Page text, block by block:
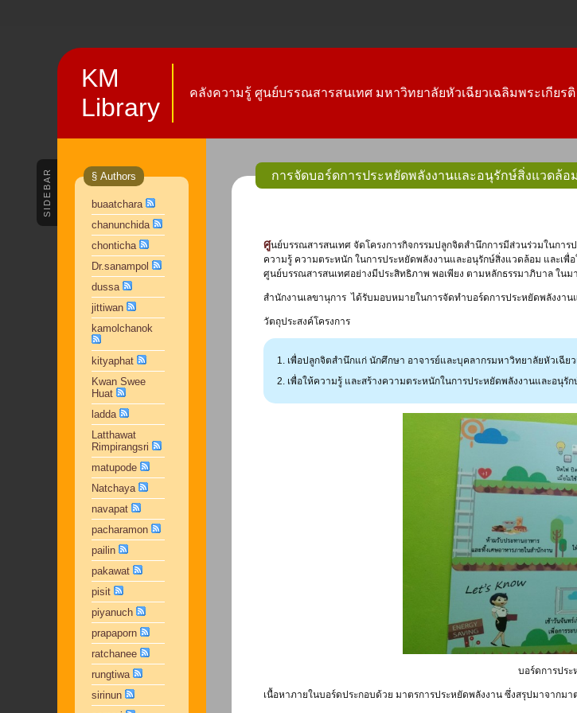
KM
Library
คลังความรู้ ศูนย์บรรณสารสนเทศ มหาวิทยาลัยหัวเฉียวเฉลิมพระเกียรติ
SIDEBAR § Authors
buaatchara
chanunchida
chonticha
Dr.sanampol
dussa
jittiwan
kamolchanok
kityaphat
Kwan Swee
Huat
ladda
Latthawat
Rimpirangsri
matupode
Natchaya
navapat
pacharamon
pailin
pakawat
pisit
piyanuch
prapaporn
ratchanee
rungtiwa
sirinun
การจัดบอร์ดการประหยัดพลังงานและอนุรักษ์สิ่งแวดล้อม
ศูนย์บรรณสารสนเทศ จัดโครงการกิจกรรมปลูกจิตสำนึกการมีส่วนร่วมในกา
ความรู้ ความตระหนัก ในการประหยัดพลังงานและอนุรักษ์สิ่งแวดล้อม และเ
ศูนย์บรรณสารสนเทศอย่างมีประสิทธิภาพ พอเพียง ตามหลักธรรมาภิบาล ใน
สำนักงานเลขานุการ ได้รับมอบหมายในการจัดทำบอร์ดการประหยัดพลังงา
วัตถุประสงค์โครงการ
เพื่อปลูกจิตสำนึกแก่ นักศึกษา อาจารย์และบุคลากรมหาวิทยาลัยหัวเฉีย
เพื่อให้ความรู้ และสร้างความตระหนักในการประหยัดพลังงานและอนุรั
บอร์ดการปร
เนื้อหาภายในบอร์ดประกอบด้วย มาตรการประหยัดพลังงาน ซึ่งสรุปมาจากม